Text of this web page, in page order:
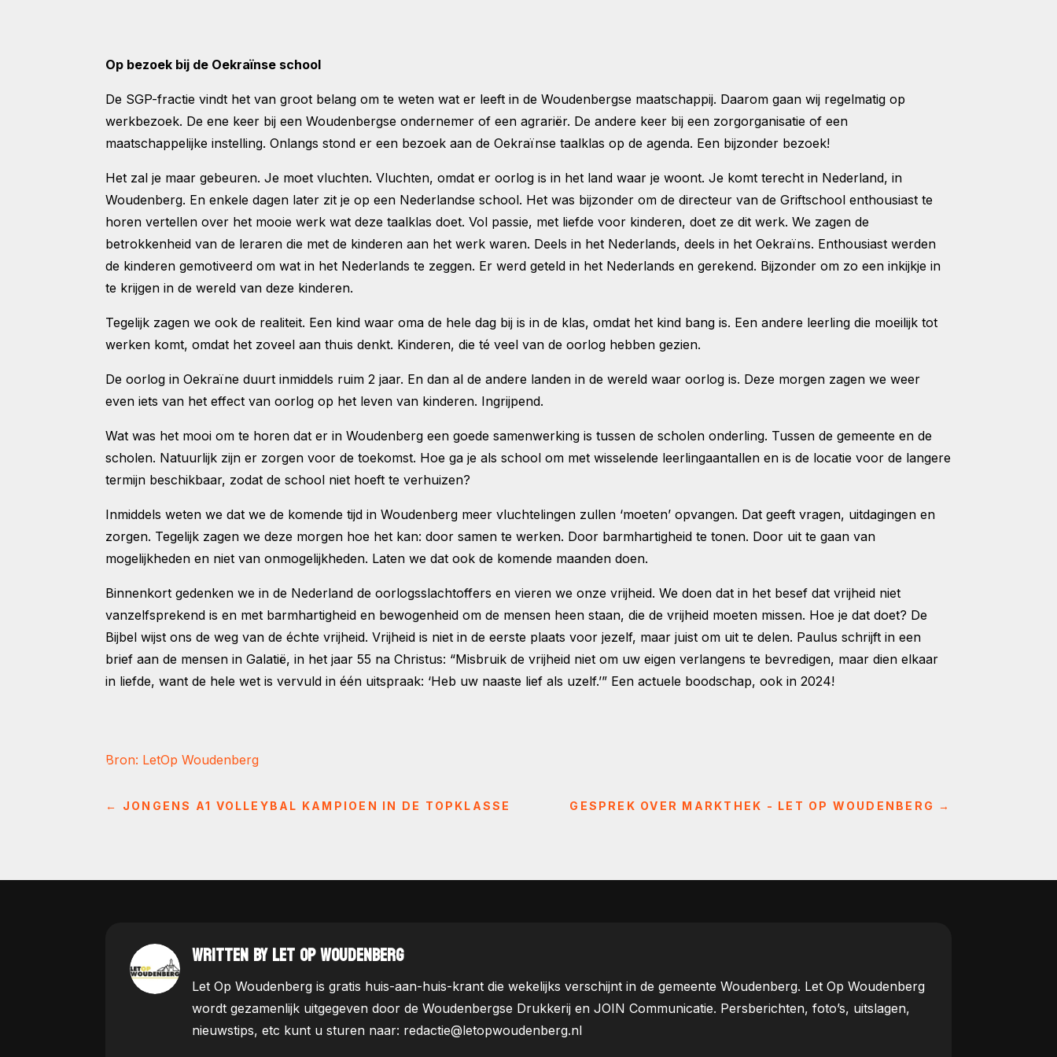
Op bezoek bij de Oekraïnse school
De SGP-fractie vindt het van groot belang om te weten wat er leeft in de Woudenbergse maatschappij. Daarom gaan wij regelmatig op
werkbezoek. De ene keer bij een Woudenbergse ondernemer of een agrariër. De andere keer bij een zorgorganisatie of een
maatschappelijke instelling. Onlangs stond er een bezoek aan de Oekraïnse taalklas op de agenda. Een bijzonder bezoek!
Het zal je maar gebeuren. Je moet vluchten. Vluchten, omdat er oorlog is in het land waar je woont. Je komt terecht in Nederland, in
Woudenberg. En enkele dagen later zit je op een Nederlandse school. Het was bijzonder om de directeur van de Griftschool enthousiast te
horen vertellen over het mooie werk wat deze taalklas doet. Vol passie, met liefde voor kinderen, doet ze dit werk. We zagen de
betrokkenheid van de leraren die met de kinderen aan het werk waren. Deels in het Nederlands, deels in het Oekraïns. Enthousiast werden
de kinderen gemotiveerd om wat in het Nederlands te zeggen. Er werd geteld in het Nederlands en gerekend. Bijzonder om zo een inkijkje in
te krijgen in de wereld van deze kinderen.
Tegelijk zagen we ook de realiteit. Een kind waar oma de hele dag bij is in de klas, omdat het kind bang is. Een andere leerling die moeilijk tot
werken komt, omdat het zoveel aan thuis denkt. Kinderen, die té veel van de oorlog hebben gezien.
De oorlog in Oekraïne duurt inmiddels ruim 2 jaar. En dan al de andere landen in de wereld waar oorlog is. Deze morgen zagen we weer
even iets van het effect van oorlog op het leven van kinderen. Ingrijpend.
Wat was het mooi om te horen dat er in Woudenberg een goede samenwerking is tussen de scholen onderling. Tussen de gemeente en de
scholen. Natuurlijk zijn er zorgen voor de toekomst. Hoe ga je als school om met wisselende leerlingaantallen en is de locatie voor de langere
termijn beschikbaar, zodat de school niet hoeft te verhuizen?
Inmiddels weten we dat we de komende tijd in Woudenberg meer vluchtelingen zullen ‘moeten’ opvangen. Dat geeft vragen, uitdagingen en
zorgen. Tegelijk zagen we deze morgen hoe het kan: door samen te werken. Door barmhartigheid te tonen. Door uit te gaan van
mogelijkheden en niet van onmogelijkheden. Laten we dat ook de komende maanden doen.
Binnenkort gedenken we in de Nederland de oorlogsslachtoffers en vieren we onze vrijheid. We doen dat in het besef dat vrijheid niet
vanzelfsprekend is en met barmhartigheid en bewogenheid om de mensen heen staan, die de vrijheid moeten missen. Hoe je dat doet? De
Bijbel wijst ons de weg van de échte vrijheid. Vrijheid is niet in de eerste plaats voor jezelf, maar juist om uit te delen. Paulus schrijft in een
brief aan de mensen in Galatië, in het jaar 55 na Christus: “Misbruik de vrijheid niet om uw eigen verlangens te bevredigen, maar dien elkaar
in liefde, want de hele wet is vervuld in één uitspraak: ‘Heb uw naaste lief als uzelf.’” Een actuele boodschap, ook in 2024!
Bron: LetOp Woudenberg
← JONGENS A1 VOLLEYBAL KAMPIOEN IN DE TOPKLASSE GESPREK OVER MARKTHEK - LET OP WOUDENBERG →
WRITTEN BY LET OP WOUDENBERG
Let Op Woudenberg is gratis huis-aan-huis-krant die wekelijks verschijnt in de gemeente Woudenberg. Let Op Woudenberg
wordt gezamenlijk uitgegeven door de Woudenbergse Drukkerij en JOIN Communicatie. Persberichten, foto’s, uitslagen,
nieuwstips, etc kunt u sturen naar: redactie@letopwoudenberg.nl